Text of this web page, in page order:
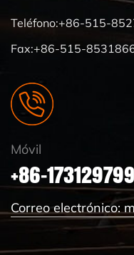
Teléfono:+86-515-
Fax:+86-515-
Móvil
+86-
Correo electrónico: